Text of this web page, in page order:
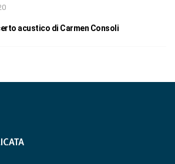
acustico di Carmen Consoli